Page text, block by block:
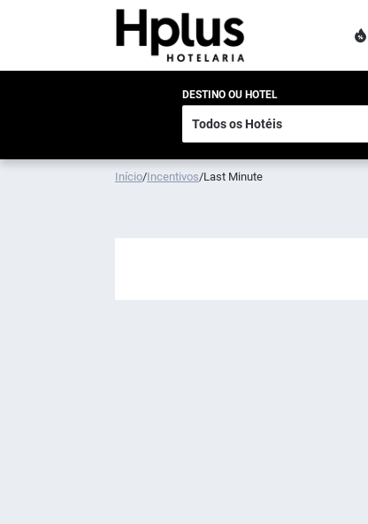
DESTINO OU HOTEL
Início/Incentivos/Last Minute